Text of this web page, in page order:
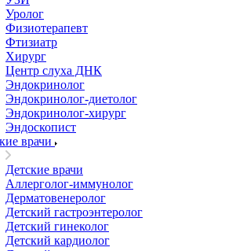
Уролог
Физиотерапевт
Фтизиатр
Хирург
Центр слуха ДНК
Эндокринолог
Эндокринолог-диетолог
Эндокринолог-хирург
Эндоскопист
врачи
Детские врачи
Аллерголог-иммунолог
Дерматовенеролог
Детский гастроэнтеролог
Детский гинеколог
Детский кардиолог